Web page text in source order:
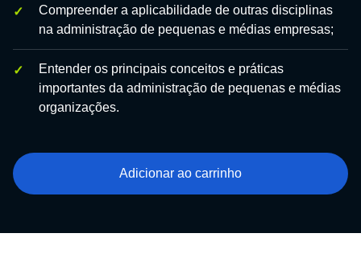
Compreender a aplicabilidade de outras disciplinas
na administração de pequenas e médias empresas;
Entender os principais conceitos e práticas
importantes da administração de pequenas e médias
organizações.
Adicionar ao carrinho